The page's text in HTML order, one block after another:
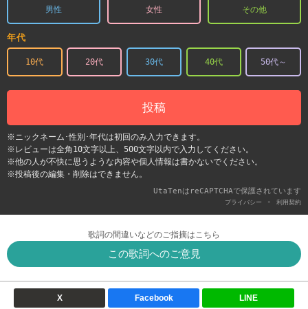
男性 女性 その他
年代
10代 20代 30代 40代 50代～
投稿
※ニックネーム･性別･年代は初回のみ入力できます。
※レビューは全角10文字以上、500文字以内で入力してください。
※他の人が不快に思うような内容や個人情報は書かないでください。
※投稿後の編集・削除はできません。
UtaTenはreCAPTCHAで保護されています
プライバシー - 利用契約
歌詞の間違いなどのご指摘はこちら
この歌詞へのご意見
X Facebook LINE